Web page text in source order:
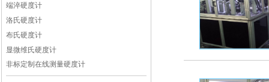
端淬硬度计
洛氏硬度计
布氏硬度计
显微维氏硬度计
非标定制在线测量硬度计